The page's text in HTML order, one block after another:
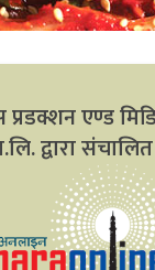
एण्ड
द्वारा संचालित